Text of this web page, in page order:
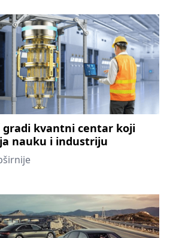
gradi kvantni centar koji
nauku i industriju